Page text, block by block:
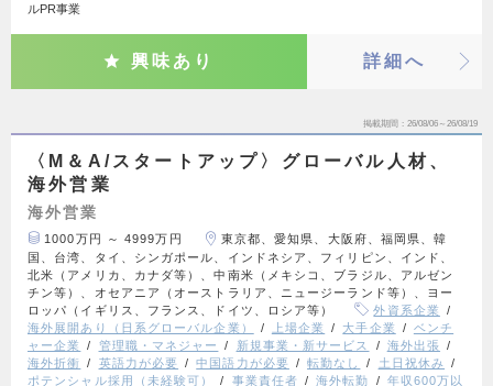
ルPR事業
興味あり 詳細へ
掲載期間 26/08/06～26/08/19
〈M＆A/スタートアップ〉グローバル人材、
海外営業
海外営業
1000万円 ～ 4999万円
東京都、愛知県、大阪府、福岡県、韓
国、台湾、タイ、シンガポール、インドネシア、フィリピン、インド、
北米（アメリカ、カナダ等）、中南米（メキシコ、ブラジル、アルゼン
チン等）、オセアニア（オーストラリア、ニュージーランド等）、ヨー
ロッパ（イギリス、フランス、ドイツ、ロシア等）
外資系企業
海外展開あり（日系グローバル企業）
上場企業 大手企業
ベンチ
ャー企業
管理職・マネジャー 新規事業・新サービス
海外出張
海外折衝
英語力が必要 中国語力が必要 転勤なし
土日祝休み
ポテンシャル採用（未経験可）
事業責任者 海外転勤 年収600万以